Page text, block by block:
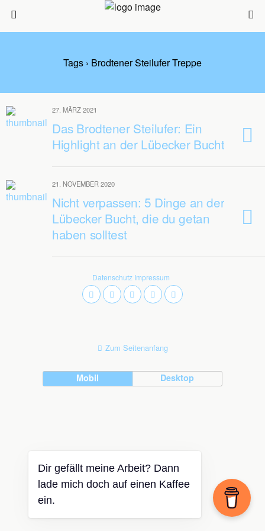
Tags › Brodtener Steilufer Treppe
27. MÄRZ 2021
Das Brodtener Steilufer: Ein
Highlight an der Lübecker Bucht
21. NOVEMBER 2020
Nicht verpassen: 5 Dinge an der
Lübecker Bucht, die du getan
haben solltest
Datenschutz Impressum
Zum Seitenanfang
Mobil Desktop
Dir gefällt meine Arbeit? Dann
lade mich doch auf einen Kaffee
ein.